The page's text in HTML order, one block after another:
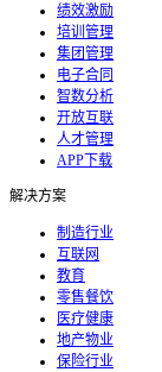
绩效激励
培训管理
集团管理
电子合同
智数分析
开放互联
人才管理
APP下载
解决方案
制造行业
互联网
教育
零售餐饮
医疗健康
地产物业
保险行业